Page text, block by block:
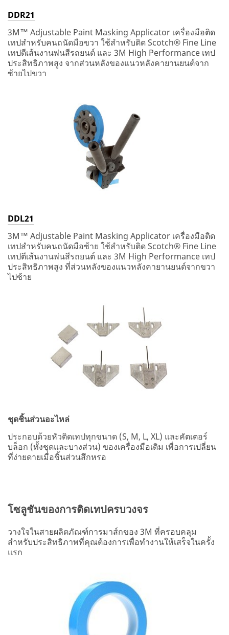
DDR21
3M™ Adjustable Paint Masking Applicator เครื่องมือติด
เทปสำหรับคนถนัดมือขวา ใช้สำหรับติด Scotch® Fine Line
เทปตีเส้นงานพ่นสีรถยนต์ และ 3M High Performance เทป
ประสิทธิภาพสูง จากส่วนหลังของแนวหลังคายานยนต์จาก
ซ้ายไปขวา
DDL21
3M™ Adjustable Paint Masking Applicator เครื่องมือติด
เทปสำหรับคนถนัดมือซ้าย ใช้สำหรับติด Scotch® Fine Line
เทปตีเส้นงานพ่นสีรถยนต์ และ 3M High Performance เทป
ประสิทธิภาพสูง ที่ส่วนหลังของแนวหลังคายานยนต์จากขวา
ไปซ้าย
ชุดชิ้นส่วนอะไหล่
ประกอบด้วยหัวติดเทปทุกขนาด (S, M, L, XL) และคัตเตอร์
บล็อก (ทั้งชุดและบางส่วน) ของเครื่องมือเดิม เพื่อการเปลี่ยน
ที่ง่ายดายเมื่อชิ้นส่วนสึกหรอ
โซลูชันของการติดเทปครบวงจร
วางใจในสายผลิตภัณฑ์การมาส์กของ 3M ที่ครอบคลุม
สำหรับประสิทธิภาพที่คุณต้องการเพื่อทำงานให้เสร็จในครั้ง
แรก